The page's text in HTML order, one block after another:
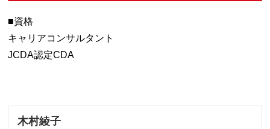
■資格
キャリアコンサルタント
JCDA認定CDA
木村綾子